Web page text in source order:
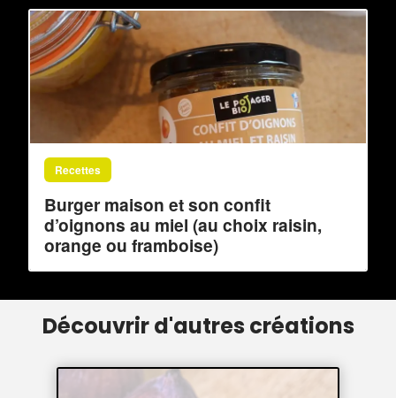
Recettes
Burger maison et son confit
d’oignons au miel (au choix raisin,
orange ou framboise)
Découvrir d'autres créations